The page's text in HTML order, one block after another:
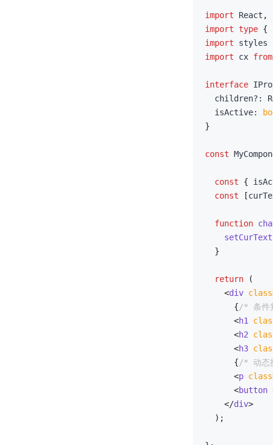
import React ,
import type {
import styles
import cx from
interface
  children
? :
  isActive
:
}
const
const {
const
[
function
setCurText
}
return
(
<div
{/* 条件
<h1
<h2
<h3
{/* 动态
<p
<button
</div>
) ;